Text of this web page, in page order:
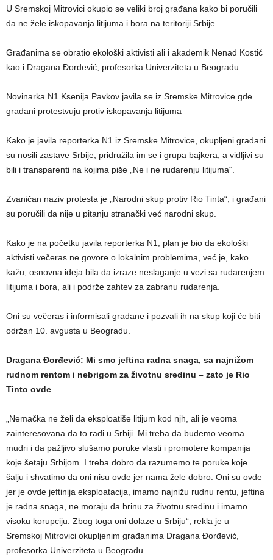
U Sremskoj Mitrovici okupio se veliki broj građana kako bi poručili
da ne žele iskopavanja litijuma i bora na teritoriji Srbije.
Građanima se obratio ekološki aktivisti ali i akademik Nenad Kostić
kao i Dragana Đorđević, profesorka Univerziteta u Beogradu.
Novinarka N1 Ksenija Pavkov javila se iz Sremske Mitrovice gde
građani protestvuju protiv iskopavanja litijuma
Kako je javila reporterka N1 iz Sremske Mitrovice, okupljeni građani
su nosili zastave Srbije, pridružila im se i grupa bajkera, a vidljivi su
bili i transparenti na kojima piše „Ne i ne rudarenju litijuma“.
Zvaničan naziv protesta je „Narodni skup protiv Rio Tinta“, i građani
su poručili da nije u pitanju stranački već narodni skup.
Kako je na početku javila reporterka N1, plan je bio da ekološki
aktivisti večeras ne govore o lokalnim problemima, već je, kako
kažu, osnovna ideja bila da izraze neslaganje u vezi sa rudarenjem
litijuma i bora, ali i podrže zahtev za zabranu rudarenja.
Oni su večeras i informisali građane i pozvali ih na skup koji će biti
održan 10. avgusta u Beogradu.
Dragana Đorđević: Mi smo jeftina radna snaga, sa najnižom
rudnom rentom i nebrigom za životnu sredinu – zato je Rio
Tinto ovde
„Nemačka ne želi da eksploatiše litijum kod njh, ali je veoma
zainteresovana da to radi u Srbiji. Mi treba da budemo veoma
mudri i da pažljivo slušamo poruke vlasti i promotere kompanija
koje šetaju Srbijom. I treba dobro da razumemo te poruke koje
šalju i shvatimo da oni nisu ovde jer nama žele dobro. Oni su ovde
jer je ovde jeftinija eksploatacija, imamo najnižu rudnu rentu, jeftina
je radna snaga, ne moraju da brinu za životnu sredinu i imamo
visoku korupciju. Zbog toga oni dolaze u Srbiju“, rekla je u
Sremskoj Mitrovici okupljenim građanima Dragana Đorđević,
profesorka Univerziteta u Beogradu.